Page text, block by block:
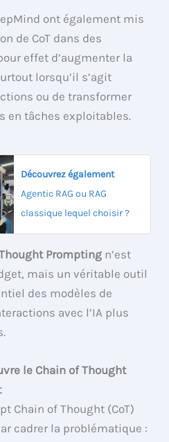
ont également mis
de CoT dans des
effet d’augmenter la
lorsqu’il s’agit
ou de transformer
en tâches exploitables.
Découvrez également
Agentic RAG ou RAG
classique lequel choisir ?
Prompting n’est
mais un véritable outil
des modèles de
avec l’IA plus
le Chain of Thought
Chain of Thought (CoT)
cadrer la problématique :